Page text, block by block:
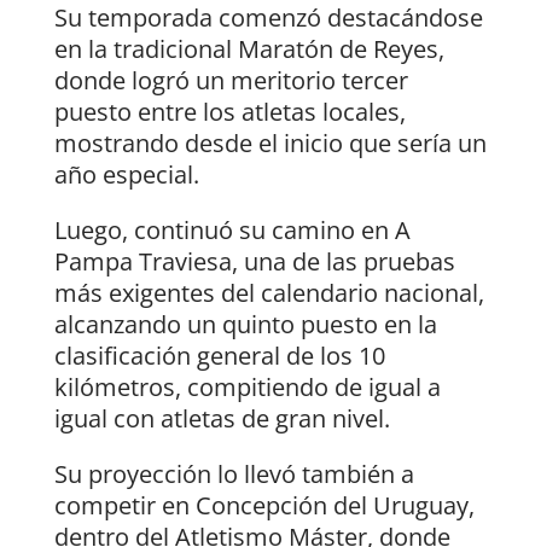
Su temporada comenzó destacándose
en la tradicional Maratón de Reyes,
donde logró un meritorio tercer
puesto entre los atletas locales,
mostrando desde el inicio que sería un
año especial.
Luego, continuó su camino en A
Pampa Traviesa, una de las pruebas
más exigentes del calendario nacional,
alcanzando un quinto puesto en la
clasificación general de los 10
kilómetros, compitiendo de igual a
igual con atletas de gran nivel.
Su proyección lo llevó también a
competir en Concepción del Uruguay,
dentro del Atletismo Máster, donde